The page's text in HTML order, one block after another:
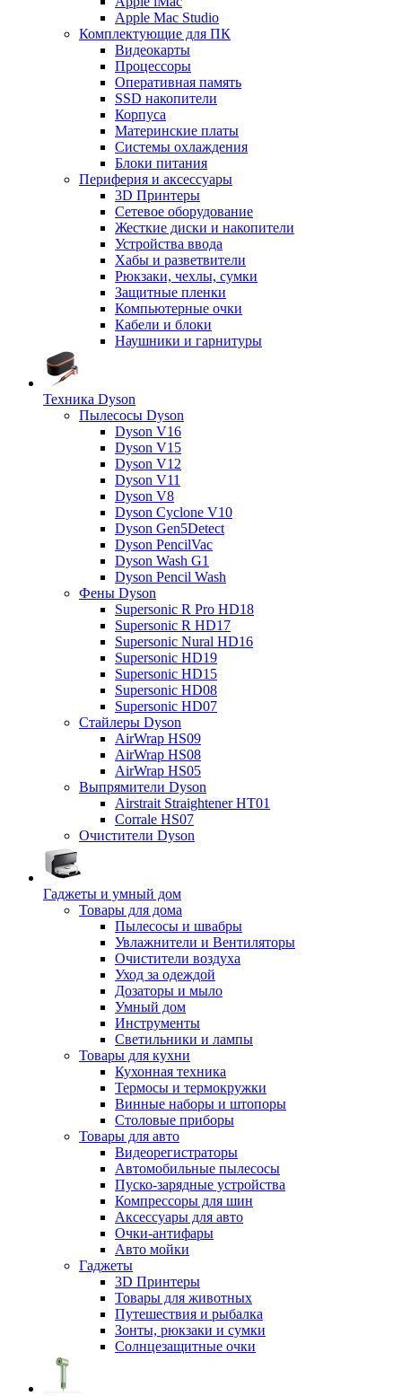
Apple Mac Studio
Комплектующие для ПК
Видеокарты
Процессоры
Оперативная память
SSD накопители
Корпуса
Материнские платы
Системы охлаждения
Блоки питания
Периферия и аксессуары
3D Принтеры
Сетевое оборудование
Жесткие диски и накопители
Устройства ввода
Хабы и разветвители
Рюкзаки, чехлы, сумки
Защитные пленки
Компьютерные очки
Кабели и блоки
Наушники и гарнитуры
Техника Dyson
Пылесосы Dyson
Dyson V16
Dyson V15
Dyson V12
Dyson V11
Dyson V8
Dyson Cyclone V10
Dyson Gen5Detect
Dyson PencilVac
Dyson Wash G1
Dyson Pencil Wash
Фены Dyson
Supersonic R Pro HD18
Supersonic R HD17
Supersonic Nural HD16
Supersonic HD19
Supersonic HD15
Supersonic HD08
Supersonic HD07
Стайлеры Dyson
AirWrap HS09
AirWrap HS08
AirWrap HS05
Выпрямители Dyson
Airstrait Straightener HT01
Corrale HS07
Очистители Dyson
Гаджеты и умный дом
Товары для дома
Пылесосы и швабры
Увлажнители и Вентиляторы
Очистители воздуха
Уход за одеждой
Дозаторы и мыло
Умный дом
Инструменты
Светильники и лампы
Товары для кухни
Кухонная техника
Термосы и термокружки
Винные наборы и штопоры
Столовые приборы
Товары для авто
Видеорегистраторы
Автомобильные пылесосы
Пуско-зарядные устройства
Компрессоры для шин
Аксессуары для авто
Очки-антифары
Авто мойки
Гаджеты
3D Принтеры
Товары для животных
Путешествия и рыбалка
Зонты, рюкзаки и сумки
Солнцезащитные очки